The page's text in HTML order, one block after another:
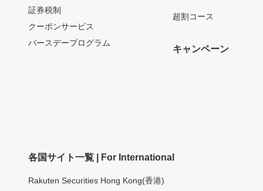
証券税制
クーポンサービス
バースデープログラム
超割コース
キャンペーン
各国サイト一覧 | For International
Rakuten Securities Hong Kong(香港)